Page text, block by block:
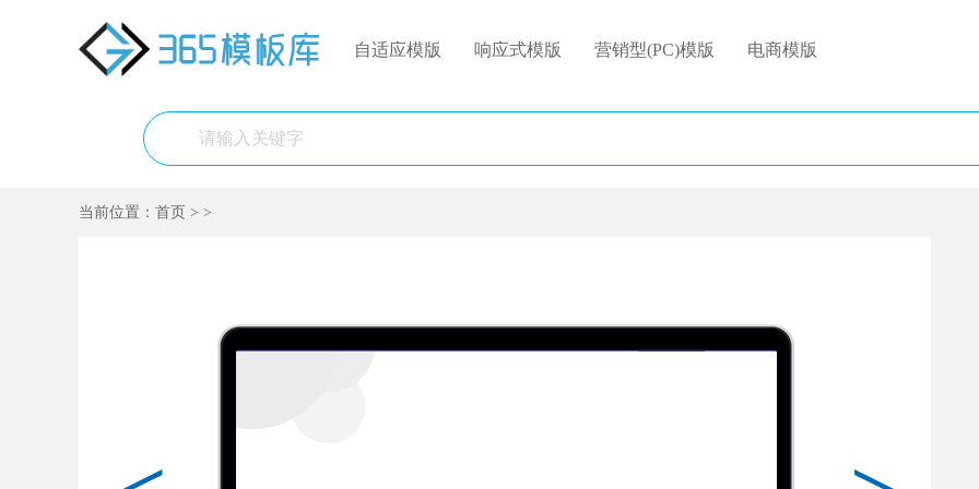
自适应模版 响应式模版 营销型(PC)模版 电商模版
当前位置： 首页 > >